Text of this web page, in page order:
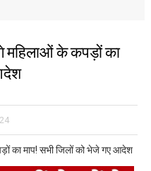
महिलाओं के कपड़ों का
का माप! सभी जिलों को भेजे गए आदेश